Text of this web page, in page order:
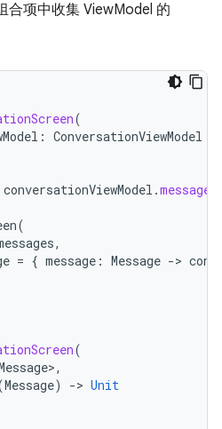
合项中收集 ViewModel 的
(
: ConversationViewModel
conversationViewModel .messages
(
,
= { message : Message ->
(
,
Message) -> Unit